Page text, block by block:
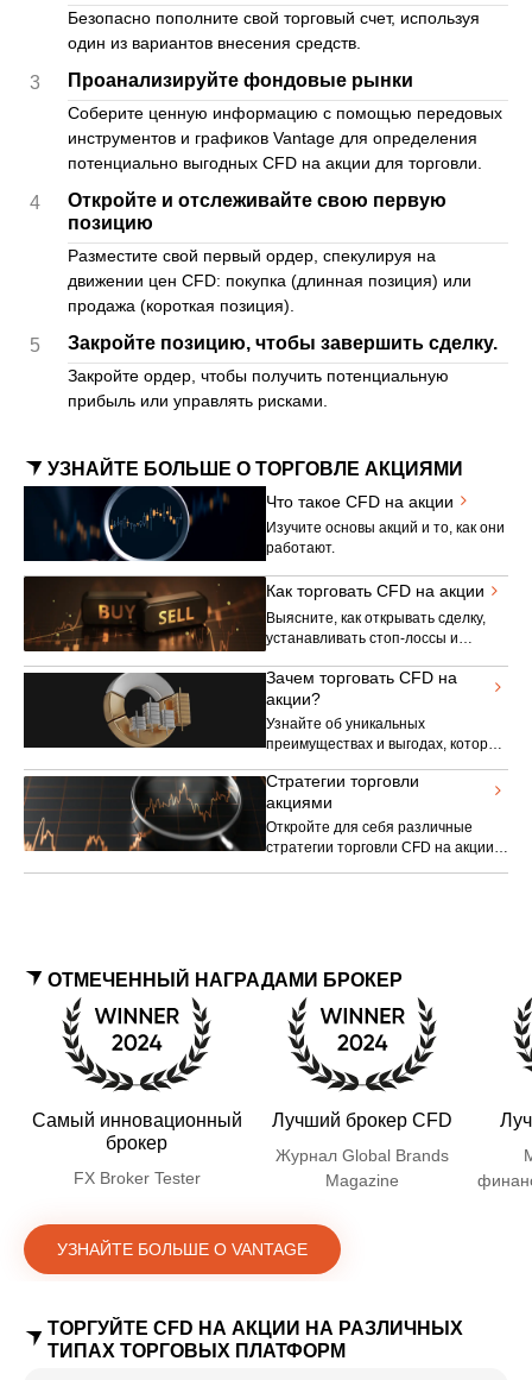
Безопасно пополните свой торговый счет, используя
один из вариантов внесения средств.
3 Проанализируйте фондовые рынки
Соберите ценную информацию с помощью передовых
инструментов и графиков Vantage для определения
потенциально выгодных CFD на акции для торговли.
4
Откройте и отслеживайте свою первую
позицию
Разместите свой первый ордер, спекулируя на
движении цен CFD: покупка (длинная позиция) или
продажа (короткая позиция).
5 Закройте позицию, чтобы завершить сделку.
Закройте ордер, чтобы получить потенциальную
прибыль или управлять рисками.
УЗНАЙТЕ БОЛЬШЕ О ТОРГОВЛЕ АКЦИЯМИ
Что такое CFD на акции
Изучите основы акций и то, как они
работают.
Как торговать CFD на акции
Выясните, как открывать сделку,
устанавливать стоп-лоссы и
Зачем торговать CFD на
акции?
Узнайте об уникальных
преимуществах и выгодах, которые
акциями, и о том, почему
фондовый рынок так
привлекателен для
инвестиционного сообщества.
Стратегии торговли
акциями
Откройте для себя различные
стратегии торговли CFD на акции,
ОТМЕЧЕННЫЙ НАГРАДАМИ БРОКЕР
Самый инновационный
брокер
FX Broker Tester
Лучший брокер CFD
Журнал Global Brands
Magazine
УЗНАЙТЕ БОЛЬШЕ О VANTAGE
ТОРГУЙТЕ CFD НА АКЦИИ НА РАЗЛИЧНЫХ
ТИПАХ ТОРГОВЫХ ПЛАТФОРМ